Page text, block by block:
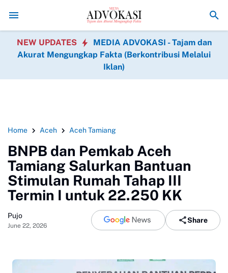
Asintel Satlap Tricakti Beri Penjelasan Terkait
NEW UPDATES
MEDIA ADVOKASI - Tajam dan
Akurat Mengungkap Fakta (Berkontribusi Melalui
Iklan)
Home Aceh Aceh Tamiang
BNPB dan Pemkab Aceh
Tamiang Salurkan Bantuan
Stimulan Rumah Tahap III
Termin I untuk 22.250 KK
Pujo
June 22, 2026
Share